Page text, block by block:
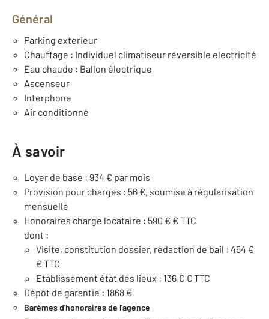
Général
Parking exterieur
Chauffage : Individuel climatiseur réversible electricité
Eau chaude : Ballon électrique
Ascenseur
Interphone
Air conditionné
À savoir
Loyer de base : 934 € par mois
Provision pour charges : 56 €, soumise à régularisation
mensuelle
Honoraires charge locataire : 590 € € TTC
dont :
Visite, constitution dossier, rédaction de bail : 454 €
€ TTC
Etablissement état des lieux : 136 € € TTC
Dépôt de garantie : 1868 €
Barèmes d'honoraires de l'agence